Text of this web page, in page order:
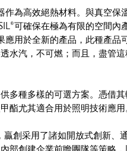
作為高效絕熱材料。與真空保
可確保在極為有限的空間內
應用於全新的產品，此種產品
水汽，不可燃；而且，盡管
多種多樣的可選方案。憑借
酯尤其適合用於照明技術應用
創采用了諸如開放式創新、